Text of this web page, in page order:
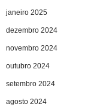
janeiro 2025
dezembro 2024
novembro 2024
outubro 2024
setembro 2024
agosto 2024